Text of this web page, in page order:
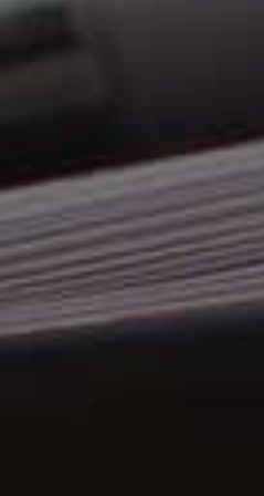
kontaktet